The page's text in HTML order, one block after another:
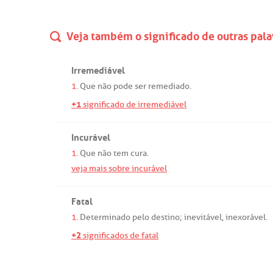
Veja também o significado de outras
Irremediável
1. Que não pode ser remediado.
+1significado de irremediável
Incurável
1. Que nãotem cura.
veja mais sobre incurável
Fatal
1. Determinado pelodestino; inevitável,inexorável.
+2significados de fatal